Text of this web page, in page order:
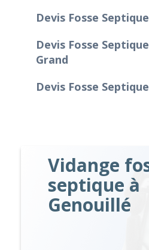
Devis Fosse
Devis Fosse
Grand
Devis Fosse
Vidange
septique à
Genouillé